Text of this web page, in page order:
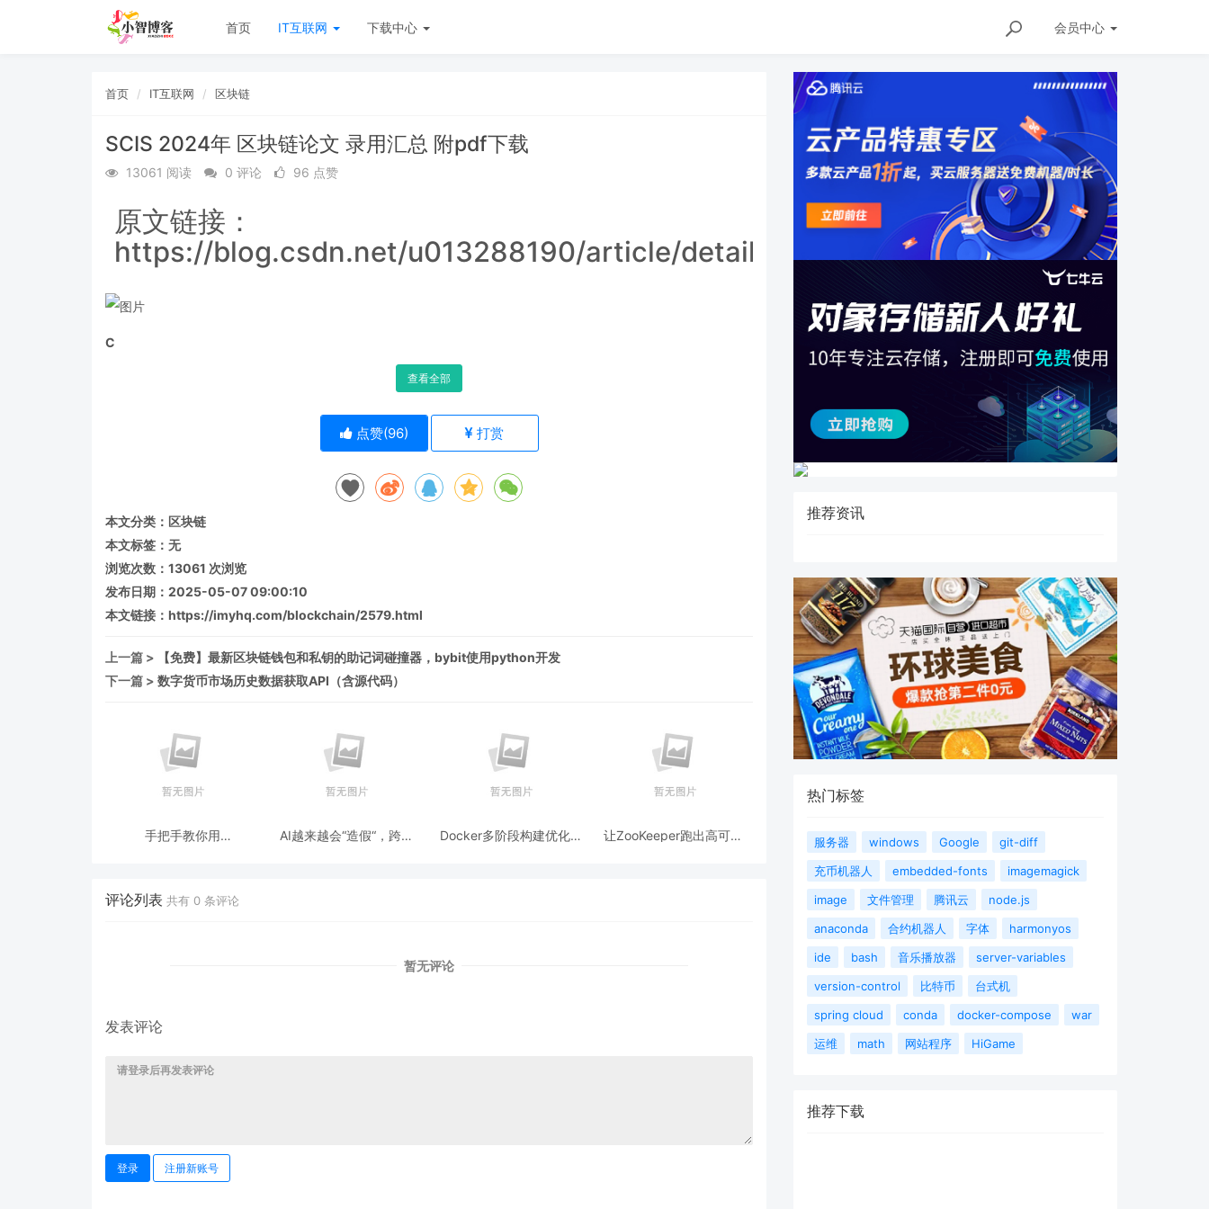
首页 IT互联网 下载中心 会员中心
首页 IT互联网 区块链
SCIS 2024年 区块链论文 录用汇总 附pdf下载
13061 阅读 0 评论 96 点赞
原文链接：
https://blog.csdn.net/u013288190/article/details/147197631
C
查看全部
点赞(96) 打赏
本文分类： 区块链
本文标签：无
浏览次数： 13061 次浏览
发布日期：2025-05-07 09:00:10
本文链接： https://imyhq.com/blockchain/2579.html
上一篇 >
【免费】最新区块链钱包和私钥的助记词碰撞器，bybit使用python开发
下一篇 > 数字货币市场历史数据获取API（含源代码）
手把手教你用
AI越来越会“造假“，跨模
Docker多阶段构建优化：
让ZooKeeper跑出高可用:
评论列表 共有 0 条评论
暂无评论
发表评论
登录 注册新账号
推荐资讯
热门标签
服务器 windows Google
git-diff
充币机器人
embedded-fonts
imagemagick
image
文件管理 腾讯云
node.js
anaconda
合约机器人 字体
harmonyos
ide
bash 音乐播放器
server-variables
version-control
比特币
台式机
spring cloud
conda docker-compose
war
运维
math 网站程序 HiGame
推荐下载